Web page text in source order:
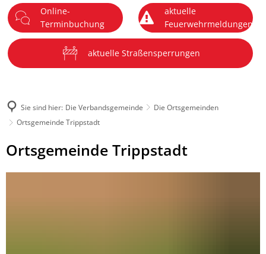
Menü
Online-
Terminbuchung
aktuelle
Feuerwehrmeldungen
aktuelle Straßensperrungen
Sie sind hier: Die Verbandsgemeinde
Die Ortsgemeinden
Ortsgemeinde Trippstadt
Ortsgemeinde
Trippstadt
Ortsgemeinde Trippstadt